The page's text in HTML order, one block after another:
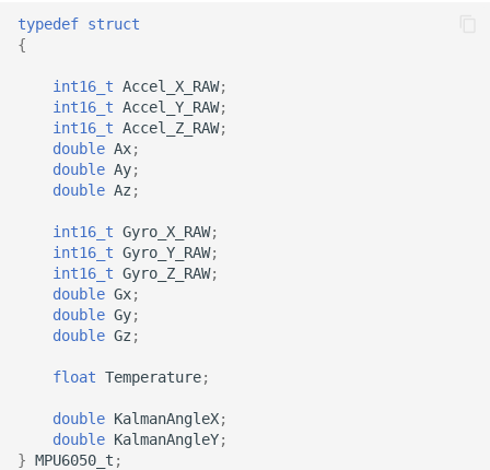
typedef struct
{
int16_t Accel_X_RAW;
int16_t Accel_Y_RAW;
int16_t Accel_Z_RAW;
double Ax;
double Ay;
double Az ;
int16_t Gyro_X_RAW;
int16_t Gyro_Y_RAW;
int16_t Gyro_Z_RAW;
double Gx;
double Gy;
double Gz ;
float Temperature;
double KalmanAngleX;
double KalmanAngleY;
} MPU6050_t ;